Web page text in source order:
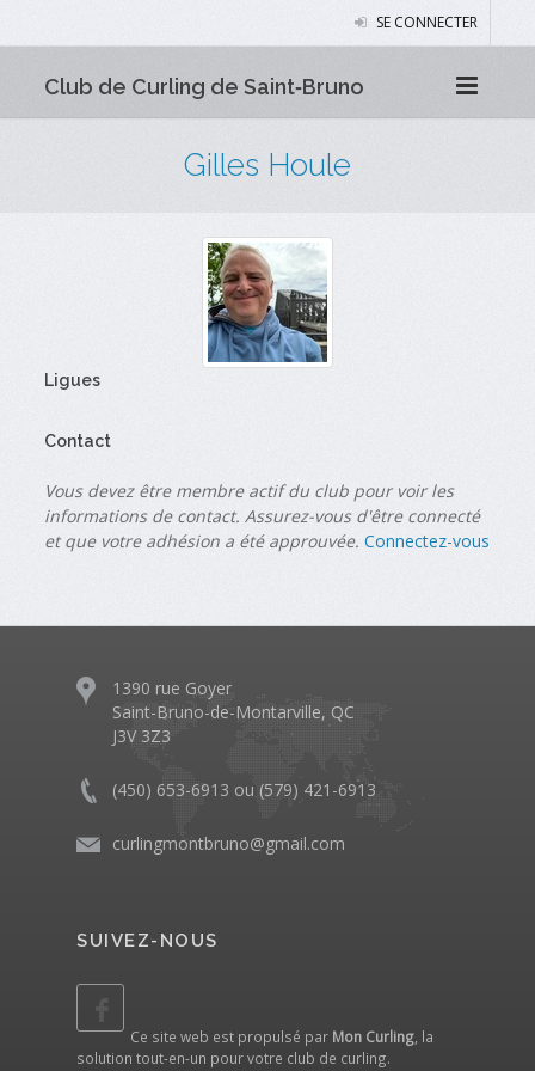
SE CONNECTER
Club de Curling de Saint‑Bruno
Gilles Houle
Ligues
Contact
Vous devez être membre actif du club pour voir les
informations de contact. Assurez-vous d'être connecté
et que votre adhésion a été approuvée. Connectez-vous
1390 rue Goyer
Saint-Bruno-de-Montarville, QC
J3V 3Z3
(450) 653-6913 ou (579) 421-6913
curlingmontbruno@gmail.com
SUIVEZ-NOUS
Ce site web est propulsé par Mon Curling , la
solution tout-en-un pour votre club de curling.